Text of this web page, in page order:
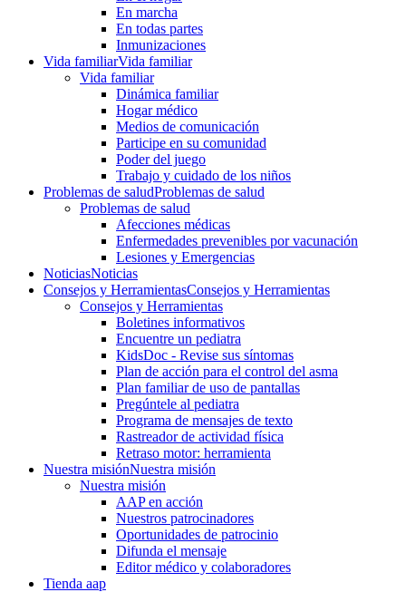
En marcha
En todas partes
Inmunizaciones
Vida familiarVida familiar
Vida familiar
Dinámica familiar
Hogar médico
Medios de comunicación
Participe en su comunidad
Poder del juego
Trabajo y cuidado de los niños
Problemas de saludProblemas de salud
Problemas de salud
Afecciones médicas
Enfermedades prevenibles por vacunación
Lesiones y Emergencias
NoticiasNoticias
Consejos y HerramientasConsejos y Herramientas
Consejos y Herramientas
Boletines informativos
Encuentre un pediatra
KidsDoc - Revise sus síntomas
Plan de acción para el control del asma
Plan familiar de uso de pantallas
Pregúntele al pediatra
Programa de mensajes de texto
Rastre​​ador de activida​d física
Retraso motor: herramienta
Nuestra misiónNuestra misión
Nuestra misión
AAP en acción
Nuestros patrocinadores
Oportunidades de patrocinio
Difunda el mensaje
Editor médico y colaboradores
Tienda aap